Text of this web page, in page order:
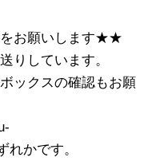
お願いします★★
りしています。
ックスの確認もお願
れかです。